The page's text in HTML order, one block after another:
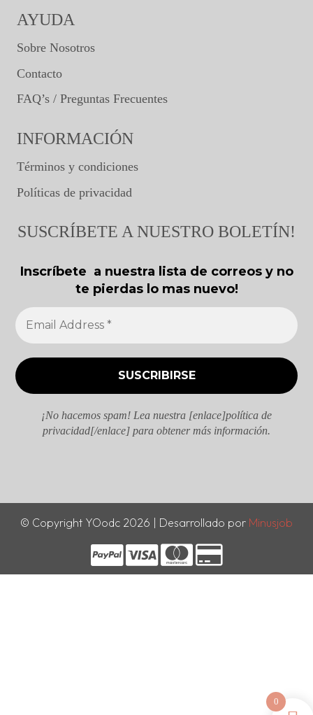
AYUDA
Sobre Nosotros
Contacto
FAQ’s / Preguntas Frecuentes
INFORMACIÓN
Términos y condiciones
Políticas de privacidad
SUSCRÍBETE A NUESTRO BOLETÍN!
Inscríbete a nuestra lista de correos y no
te pierdas lo mas nuevo!
¡No hacemos spam! Lea nuestra [enlace]política de
privacidad[/enlace] para obtener más información.
© Copyright YOodc 2026 | Desarrollado por Minusjob
0